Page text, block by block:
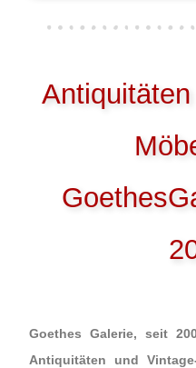
Goethes Galerie, seit
Antiquitäten und